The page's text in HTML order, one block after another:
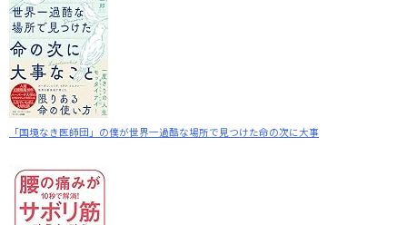
「国境なき医師団」の僕が世界一過酷な場所で見つけた命の次に大事